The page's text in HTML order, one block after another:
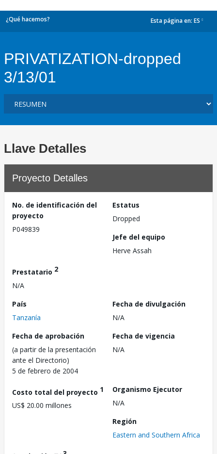
¿Qué hacemos? Esta página en: ES
PRIVATIZATION-dropped
3/13/01
Llave Detalles
Proyecto Detalles
No. de identificación del
proyecto
P049839
Estatus
Dropped
Jefe del equipo
Herve Assah
Prestatario 2
N/A
País
Tanzanía
Fecha de divulgación
N/A
Fecha de aprobación
(a partir de la presentación
ante el Directorio)
5 de febrero de 2004
Fecha de vigencia
N/A
Costo total del proyecto 1
US$ 20.00 millones
Organismo Ejecutor
N/A
Región
Eastern and Southern Africa